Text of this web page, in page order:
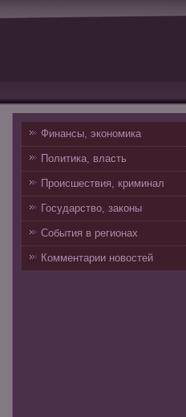
Финансы, экономика
Политика, власть
Происшествия, криминал
Государство, законы
События в регионах
Комментарии новостей